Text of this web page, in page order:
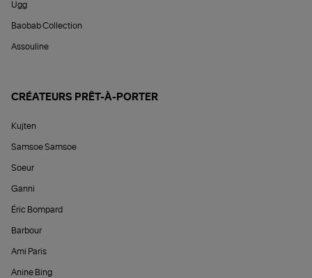
Ugg
Baobab Collection
Assouline
CRÉATEURS PRÊT-À-PORTER
Kujten
Samsoe Samsoe
Soeur
Ganni
Éric Bompard
Barbour
Ami Paris
Anine Bing